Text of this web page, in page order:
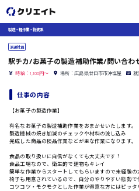
製造・軽作業・物流系
派遣社員
駅チカ/お菓子の製造補助作業/問い合わ
時給：1,100円～ 場所：広島県廿日市市沖塩屋 就
仕事の内容
【お菓子の製造作業】
有名なお菓子の製造補助作業をおまかせいたします。
製造機械の焼き加減のチェックや材料の流し込み
完成した商品の検品作業などが主な作業になります。
食品の取り扱いに自信がなくても大丈夫です！
食品工場なので、衛生的で建物もキレイ
簡単な作業からスタートしてもらいますので未経験の
椅子も用意されているので、自分のやりやすい態勢で
コツコツ・モクモクとした作業が得意な方にはピッタ